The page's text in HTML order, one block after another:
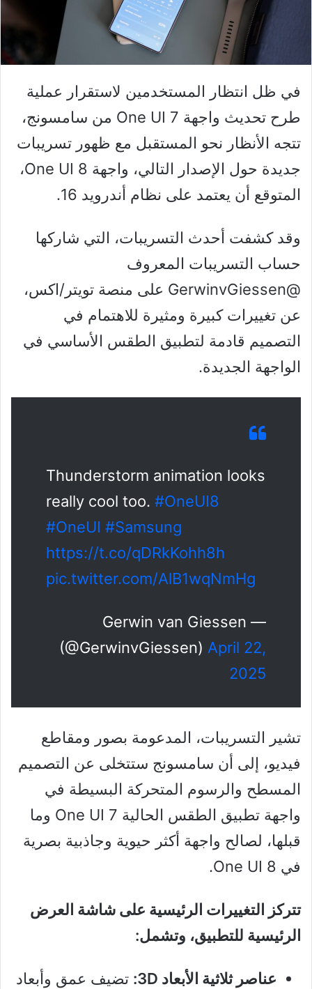
في ظل انتظار المستخدمين لاستقرار عملية
طرح تحديث واجهة One UI 7 من سامسونج،
تتجه الأنظار نحو المستقبل مع ظهور تسريبات
جديدة حول الإصدار التالي، واجهة One UI 8،
المتوقع أن يعتمد على نظام أندرويد 16.
وقد كشفت أحدث التسريبات، التي شاركها
حساب التسريبات المعروف
@GerwinvGiessen على منصة تويتر/اكس،
عن تغييرات كبيرة ومثيرة للاهتمام في
التصميم قادمة لتطبيق الطقس الأساسي في
الواجهة الجديدة.
Thunderstorm animation looks
really cool too. #OneUI8
#OneUI #Samsung
https://t.co/qDRkKohh8h
pic.twitter.com/AlB1wqNmHg
— Gerwin van Giessen
(@GerwinvGiessen) April 22,
2025
تشير التسريبات، المدعومة بصور ومقاطع
فيديو، إلى أن سامسونج ستتخلى عن التصميم
المسطح والرسوم المتحركة البسيطة في
واجهة تطبيق الطقس الحالية One UI 7 وما
قبلها، لصالح واجهة أكثر حيوية وجاذبية بصرية
في One UI 8.
تتركز التغييرات الرئيسية على شاشة العرض
الرئيسية للتطبيق، وتشمل:
عناصر ثلاثية الأبعاد 3D:
تضيف عمق وأبعاد